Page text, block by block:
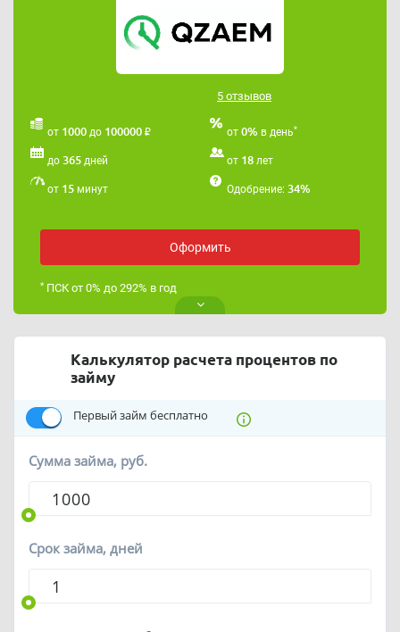
Как отписаться от платной подписки мы подробно
этой статье.
бесплатнымонлайн сервисом
"Умная витрина"
Наша услуга АБСОЛЮТНО БЕСПЛАТНА.
5 отзывов
от 1000 до 100000 ₽ от 0% в день*
до 365 дней от 18 лет
от 15 минут Одобрение: 34%
Оформить
*ПСК от 0% до 292% в год
Калькулятор расчета процентов по
займу
Первый займ бесплатно
Сумма займа, руб.
Срок займа, дней